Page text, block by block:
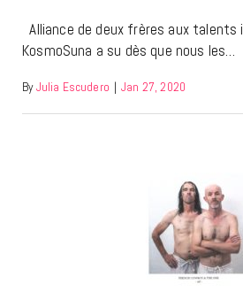
Alliance de deux frères aux talents
KosmoSuna a su dès que nous les…
By Julia Escudero | Jan 27, 2020